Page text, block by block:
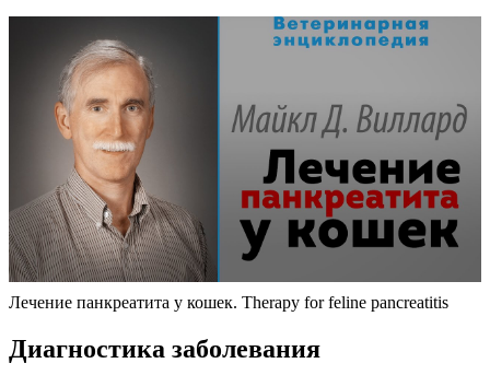
Лечение панкреатита у кошек. Therapy for feline pancreatitis
Диагностика заболевания